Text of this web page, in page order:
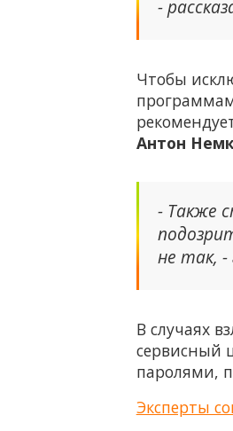
-
Чтобы
Антон
- Также
не так, -
В случаях
сервисный
паролями,
Эксперты